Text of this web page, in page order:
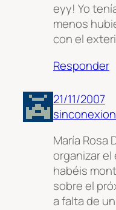
eyy! Yo
menos
con el
Responder
21/11/2007
sinconexion
María Rosa
organizar
habéis
sobre el
a falta de